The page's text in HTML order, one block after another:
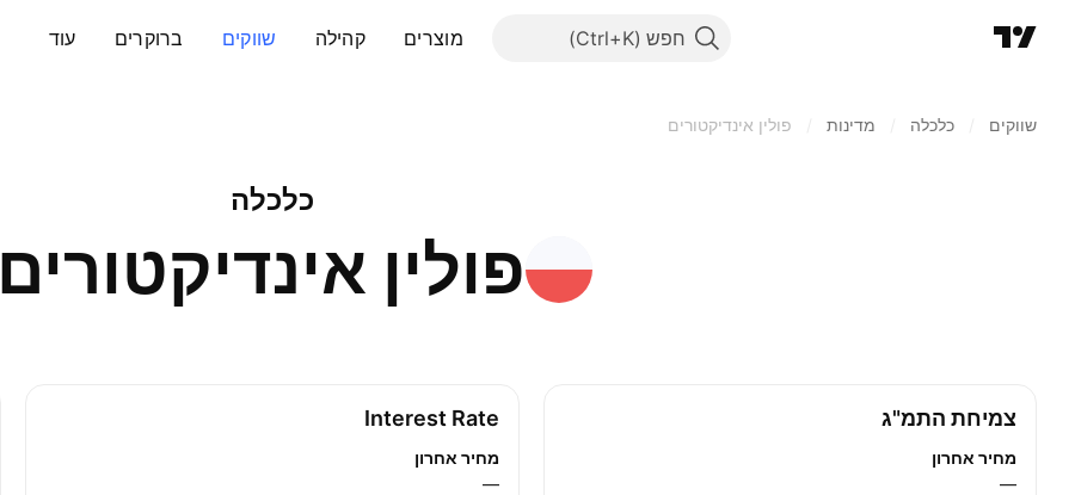
חפש מוצרים קהילה שווקים ברוקרים עוד
שווקים כלכלה מדינות פולין אינדיקטורים
כלכלה
פולין אינדיקטורים
צמיחת התמ"ג
מחיר אחרון
—
Interest Rate
מחיר אחרון
—